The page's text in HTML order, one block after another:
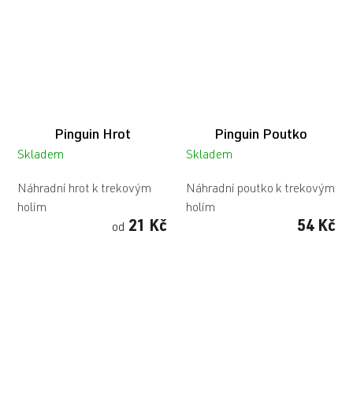
Pinguin Hrot
Skladem
od 21 Kč
Náhradní hrot k trekovým
holím
Pinguin Poutko
Skladem
54 Kč
Náhradní poutko k trekovým
holím